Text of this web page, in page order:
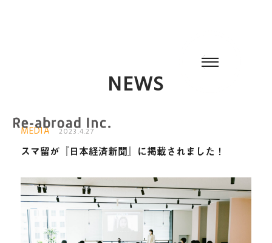
NEWS
MEDIA 2023.4.27
スマ留が『日本経済新聞』に掲載されました！